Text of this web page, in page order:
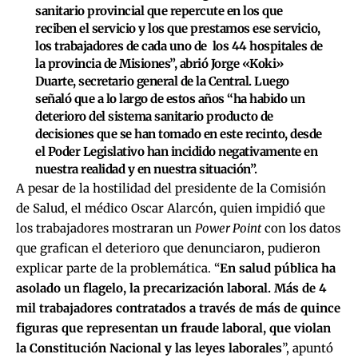
sanitario provincial que repercute en los que
reciben el servicio y los que prestamos ese servicio,
los trabajadores de cada uno de los 44 hospitales de
la provincia de Misiones”, abrió Jorge «Koki»
Duarte, secretario general de la Central. Luego
señaló que a lo largo de estos años “ha habido un
deterioro del sistema sanitario producto de
decisiones que se han tomado en este recinto, desde
el Poder Legislativo han incidido negativamente en
nuestra realidad y en nuestra situación”.
A pesar de la hostilidad del presidente de la Comisión
de Salud, el médico Oscar Alarcón, quien impidió que
los trabajadores mostraran un Power Point con los datos
que grafican el deterioro que denunciaron, pudieron
explicar parte de la problemática. “En salud pública ha
asolado un flagelo, la precarización laboral. Más de 4
mil trabajadores contratados a través de más de quince
figuras que representan un fraude laboral, que violan
la Constitución Nacional y las leyes laborales”, apuntó